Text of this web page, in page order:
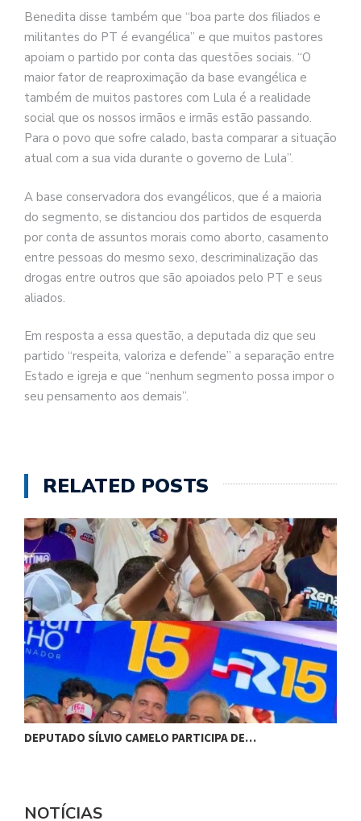
Benedita disse também que “boa parte dos filiados e
militantes do PT é evangélica” e que muitos pastores
apoiam o partido por conta das questões sociais. “O
maior fator de reaproximação da base evangélica e
também de muitos pastores com Lula é a realidade
social que os nossos irmãos e irmãs estão passando.
Para o povo que sofre calado, basta comparar a situação
atual com a sua vida durante o governo de Lula”.
A base conservadora dos evangélicos, que é a maioria
do segmento, se distanciou dos partidos de esquerda
por conta de assuntos morais como aborto, casamento
entre pessoas do mesmo sexo, descriminalização das
drogas entre outros que são apoiados pelo PT e seus
aliados.
Em resposta a essa questão, a deputada diz que seu
partido “respeita, valoriza e defende” a separação entre
Estado e igreja e que “nenhum segmento possa impor o
seu pensamento aos demais”.
RELATED POSTS
DEPUTADO SÍLVIO CAMELO PARTICIPA DE…
NOTÍCIAS